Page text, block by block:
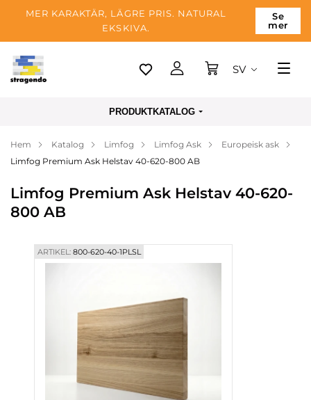
MER KARAKTÄR, LÄGRE PRIS. NATURAL
EKSKIVA.
Se
mer
Tallinn
Betalning
Blogg
SV
PRODUKTKATALOG
Hem Katalog Limfog Limfog Ask
Europeisk ask
Limfog Premium Ask Helstav 40-620-800 AB
Limfog Premium Ask Helstav 40-620-
800 AB
ARTIKEL:800-620-40-1PLSL